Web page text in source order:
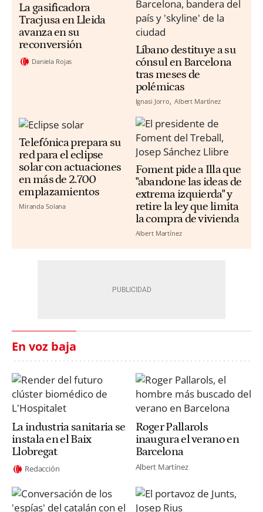
La gasificadora
Tracjusa en Lleida
avanza en su
reconversión
Daniela Rojas
Líbano destituye a su
cónsul en Barcelona
tras meses de
polémicas
Ignasi Jorro Albert Martínez
Telefónica prepara su
red para el eclipse
solar con actuaciones
en más de 2.700
emplazamientos
Miranda Solana
Foment pide a Illa que
"abandone las ideas de
extrema izquierda" y
retire la ley que limita
la compra de vivienda
Albert Martínez
En voz baja
La industria sanitaria se
instala en el Baix
Llobregat
Redacción
Roger Pallarols
inaugura el verano en
Barcelona
Albert Martínez